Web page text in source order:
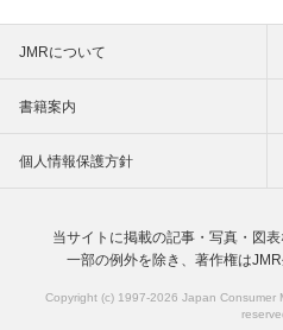
JMRについて
書籍案内
個人情報保護方針
当サイトに掲載の記事・写真・図
一部の例外を除き、著作権は
Copyright (c) 1997-2026 Japan Consumer